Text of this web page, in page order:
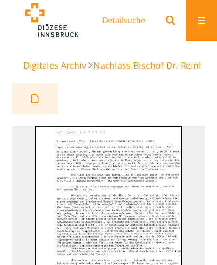
Detailsuche
Digitales Archiv Nachlass Bischof Dr.